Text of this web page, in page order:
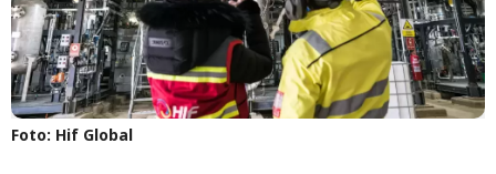
Foto: Hif Global